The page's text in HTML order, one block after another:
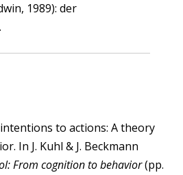
1989): der
inten­ti­ons to actions: A theo­ry
In J. Kuhl & J. Beck­mann
From cogni­ti­on to beha­vi­or(pp.